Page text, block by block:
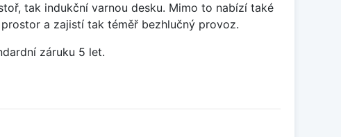
tak indukční varnou desku. Mimo to nabízí také
a zajistí tak téměř bezhlučný provoz.
záruku 5 let.